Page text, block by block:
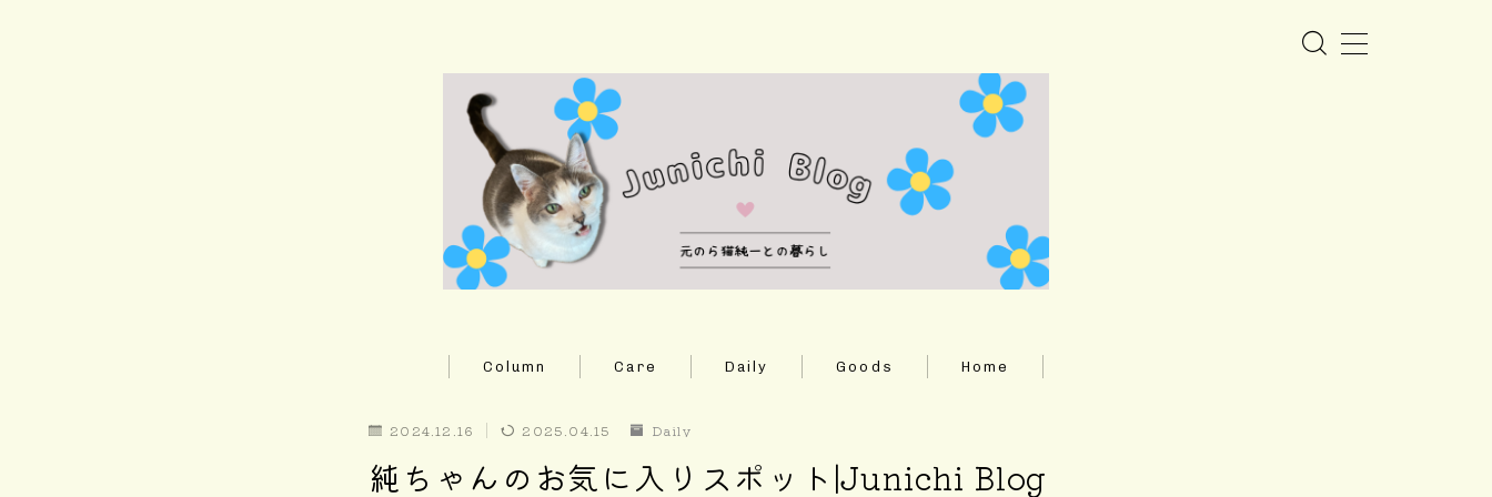
Column Care Daily Goods Home
ホーム
Goods
2024.12.16 2025.04.15 Daily
純ちゃんのお気に入りスポット|Junichi Blog